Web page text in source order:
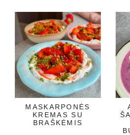
MASKARPONĖS
KREMAS SU
BRAŠKĖMIS